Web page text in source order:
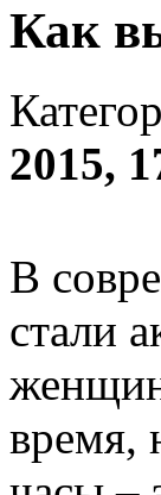
Как
2015,
В
стали
время,